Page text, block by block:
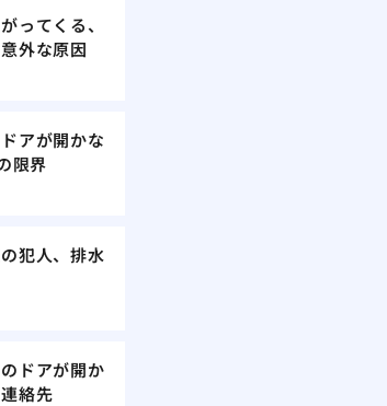
ってくる、
外な原因
アが開かな
限界
犯人、排水
ドアが開か
絡先